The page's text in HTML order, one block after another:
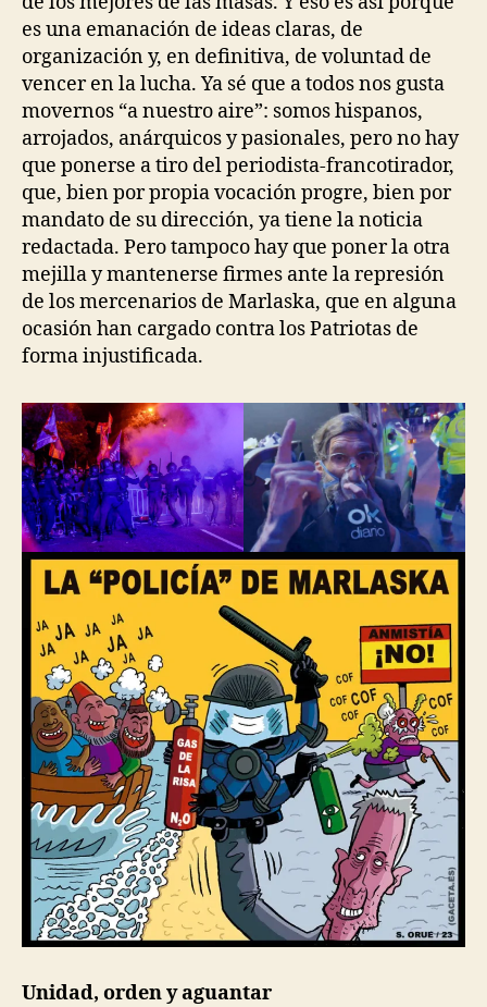
es una emanación de ideas claras, de
organización y, en definitiva, de voluntad de
vencer en la lucha. Ya sé que a todos nos gusta
movernos “a nuestro aire”: somos hispanos,
arrojados, anárquicos y pasionales, pero no hay
que ponerse a tiro del periodista-francotirador,
que, bien por propia vocación progre, bien por
mandato de su dirección, ya tiene la noticia
redactada. Pero tampoco hay que poner la otra
mejilla y mantenerse firmes ante la represión
de los mercenarios de Marlaska, que en alguna
ocasión han cargado contra los Patriotas de
forma injustificada.
Unidad, orden y aguantar